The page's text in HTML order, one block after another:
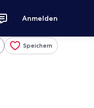
Anmelden
Speichern